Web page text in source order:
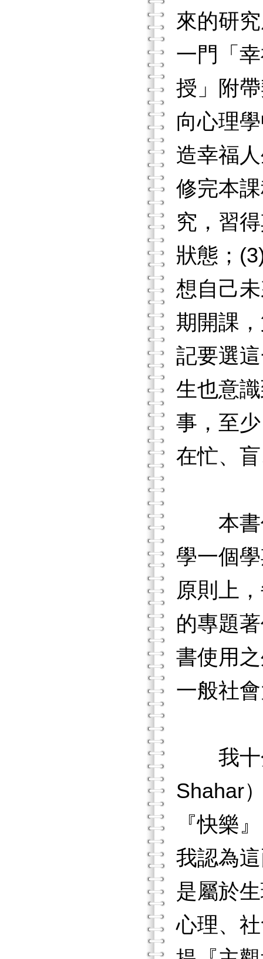
來的研
一門「
授」附
向心理
造幸福
修完本
究，習
狀態；
想自己
期開課
記要選
生也意
事，至
在忙、
本書係
學一個
原則上
的專題
書使用
一般社
我十分
Shahar
『快樂
我認為
是屬於
心理、